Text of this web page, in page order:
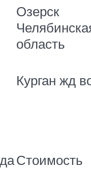
Озерск
область
Курган жд
Стоимость